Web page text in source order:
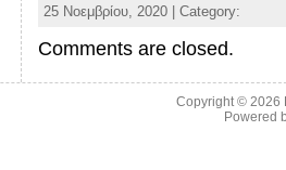
25 Νοεμβρίου, 2020 | Category:
Comments are closed.
Copyright © 2026
Powered